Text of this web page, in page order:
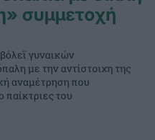
συμμετοχή
γυναικών
με την αντίστοιχη της
αναμέτρηση που
παίκτριες του